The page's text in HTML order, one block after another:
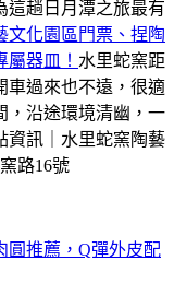
這趟日月潭之旅最有
文化園區門票、捏陶
器皿！ 水里蛇窯距
車過來也不遠，很適
，沿途環境清幽，一
資訊｜水里蛇窯陶藝
路16號
圓推薦，Q彈外皮配